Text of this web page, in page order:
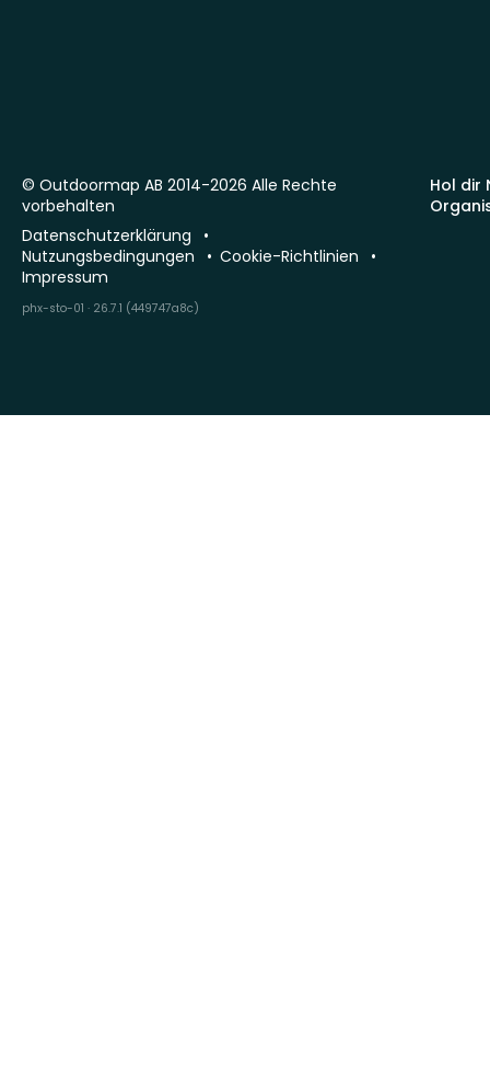
Hol dir
© Outdoormap AB 2014-2026 Alle Rechte
vorbehalten
Datenschutzerklärung
Nutzungsbedingungen
Cookie-Richtlinien
Impressum
phx-sto-01 · 26.7.1 (449747a8c)